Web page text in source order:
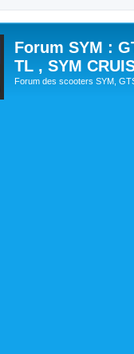
Forum SYM :
TL , SYM
Forum des scooters SYM,